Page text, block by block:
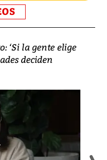
‘Si la gente elige
deciden